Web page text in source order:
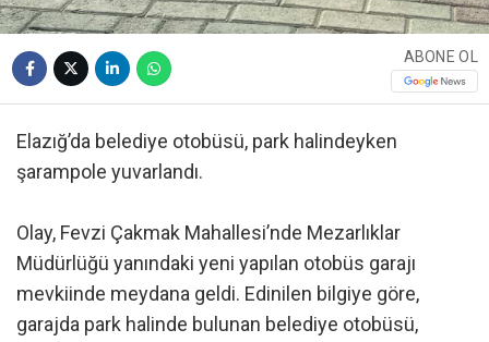
ABONE OL
Elazığ’da belediye otobüsü, park halindeyken
şarampole yuvarlandı.
Olay, Fevzi Çakmak Mahallesi’nde Mezarlıklar
Müdürlüğü yanındaki yeni yapılan otobüs garajı
mevkiinde meydana geldi. Edinilen bilgiye göre,
garajda park halinde bulunan belediye otobüsü,